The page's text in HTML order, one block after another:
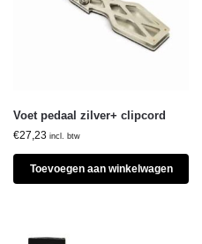
Voet pedaal zilver+ clipcord
€27,23 incl. btw
Toevoegen aan winkelwagen